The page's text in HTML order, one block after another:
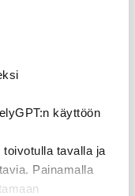
käyttöön
tavalla ja
Painamalla